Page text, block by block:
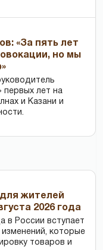
«За пять лет
но мы
первых лет на
и Казани и
жителей
2026 года
в России вступает
которые
товаров и